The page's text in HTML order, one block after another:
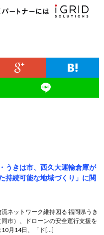
うきは市、西久大運輸倉庫が
持続可能な地域づくり」に関
ネットワーク維持図る 福岡県うき
市）、ドローンの安全運行支援を
10月14日、「ド[…]